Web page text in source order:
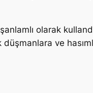
olarak
ve